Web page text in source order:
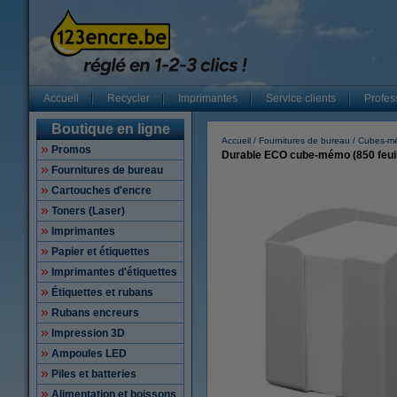
Accueil Recycler Imprimantes Service clients
Boutique en ligne
Promos
Fournitures de bureau
Cartouches d'encre
Toners (Laser)
Imprimantes
Papier et étiquettes
Imprimantes d'étiquettes
Étiquettes et rubans
Rubans encreurs
Impression 3D
Ampoules LED
Piles et batteries
Alimentation et boissons
Accueil Fournitures de bureau Cubes-
Durable ECO cube-mémo (850